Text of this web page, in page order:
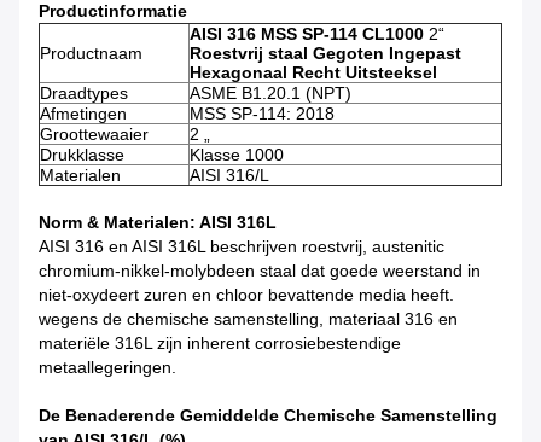
Productinformatie
Productnaam
AISI 316 MSS SP-114 CL1000 2“
Roestvrij staal Gegoten Ingepast
Hexagonaal Recht Uitsteeksel
Draadtypes
ASME B1.20.1 (NPT)
Afmetingen
MSS SP-114: 2018
Groottewaaier
2 „
Drukklasse
Klasse 1000
Materialen
AISI 316/L
Norm & Materialen: AISI 316L
AISI 316 en AISI 316L beschrijven roestvrij, austenitic
chromium-nikkel-molybdeen staal dat goede weerstand in
niet-oxydeert zuren en chloor bevattende media heeft.
wegens de chemische samenstelling, materiaal 316 en
materiële 316L zijn inherent corrosiebestendige
metaallegeringen.
De Benaderende Gemiddelde Chemische Samenstelling